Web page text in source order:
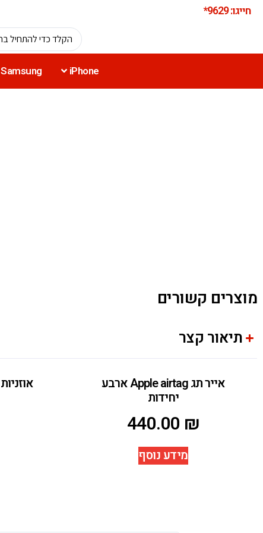
חייגו: 9629*
iPhone
Samsung
מוצרים קשורים
תיאור קצר
אייר תג Apple airtag ארבע
יחידות
440.00 ₪
מידע נוסף